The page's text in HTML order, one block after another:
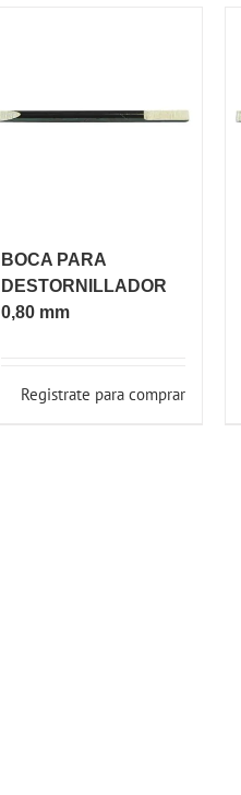
BOCA PARA
DESTORNILLADOR
0,80 mm
Registrate para comprar